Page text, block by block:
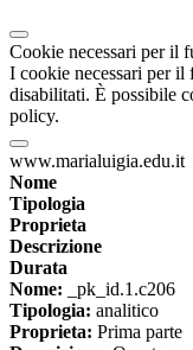
Cookie necessari per il
I cookie necessari per il
disabilitati. È possibile
policy.
www.marialuigia.edu.it
Nome
Tipologia
Proprieta
Descrizione
Durata
Nome: _pk_id.1.c206
Tipologia: analitico
Proprieta: Prima parte